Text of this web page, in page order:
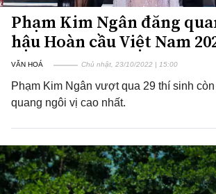
Phạm Kim Ngân đăng
hậu Hoàn cầu Việt Nam
VĂN HOÁ Chủ nhật, 23/10/2022 | 15:00
Phạm Kim Ngân vượt qua 29 thí sinh
quang ngôi vị cao nhất.